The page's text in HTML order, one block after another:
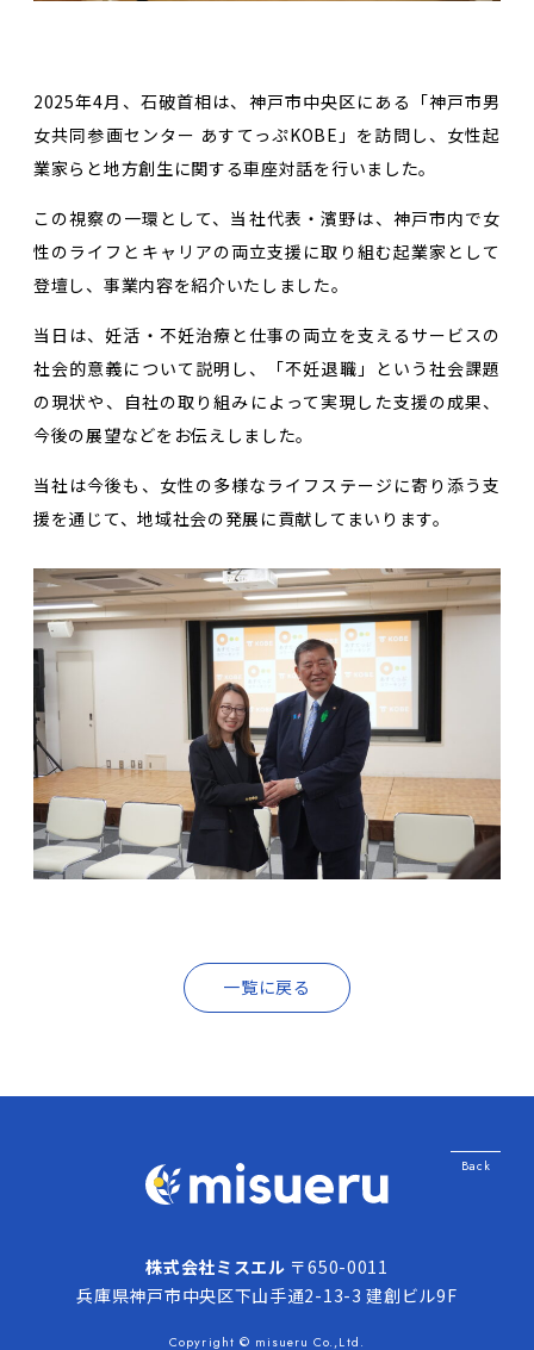
2025年4月、石破首相は、神戸市中央区にある「神戸市男
女共同参画センター あすてっぷKOBE」を訪問し、女性起
業家らと地方創生に関する車座対話を行いました。
この視察の一環として、当社代表・濱野は、神戸市内で女
性のライフとキャリアの両立支援に取り組む起業家として
登壇し、事業内容を紹介いたしました。
当日は、妊活・不妊治療と仕事の両立を支えるサービスの
社会的意義について説明し、「不妊退職」という社会課題
の現状や、自社の取り組みによって実現した支援の成果、
今後の展望などをお伝えしました。
当社は今後も、女性の多様なライフステージに寄り添う支
援を通じて、地域社会の発展に貢献してまいります。
一覧に戻る
株式会社ミスエル 〒650-0011
兵庫県神戸市中央区下山手通2-13-3 建創ビル9F
Copyright © misueru Co.,Ltd.
Back